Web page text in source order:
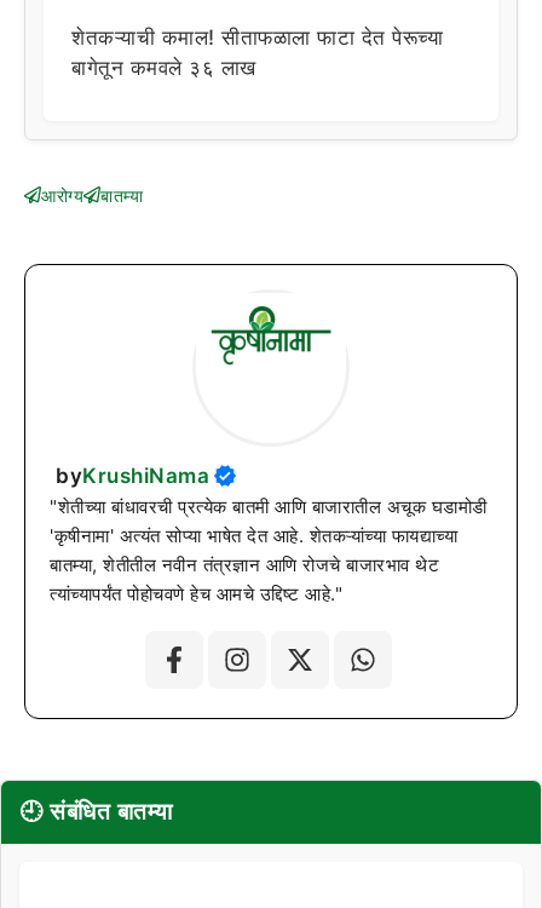
शेतकऱ्याची कमाल! सीताफळाला फाटा देत पेरूच्या
बागेतून कमवले ३६ लाख
आरोग्य बातम्या
byKrushiNama
"शेतीच्या बांधावरची प्रत्येक बातमी आणि बाजारातील अचूक घडामोडी
'कृषीनामा' अत्यंत सोप्या भाषेत देत आहे. शेतकऱ्यांच्या फायद्याच्या
बातम्या, शेतीतील नवीन तंत्रज्ञान आणि रोजचे बाजारभाव थेट
त्यांच्यापर्यंत पोहोचवणे हेच आमचे उद्दिष्ट आहे."
🕘 संबंधित बातम्या